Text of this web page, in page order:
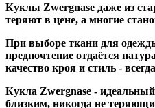
Куклы Zwergnase даже из
теряют в цене, а многие
При выборе ткани для
предпочтение отдаётся
качество кроя и стиль -
Кукла Zwergnase -
близким, никогда не